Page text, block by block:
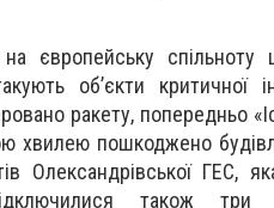
європейську спільноту
об’єкти критичної
ракету, попередньо
хвилею пошкоджено
Олександрівської ГЕС,
також три